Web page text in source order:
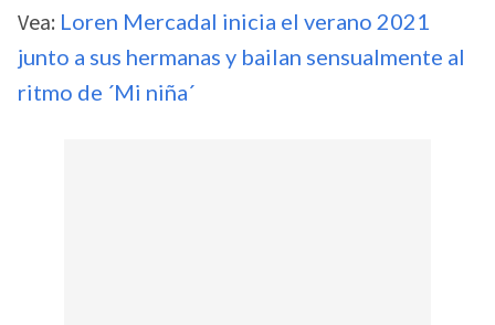
Vea: Loren Mercadal inicia el verano 2021
junto a sus hermanas y bailan sensualmente al
ritmo de ´Mi niña´